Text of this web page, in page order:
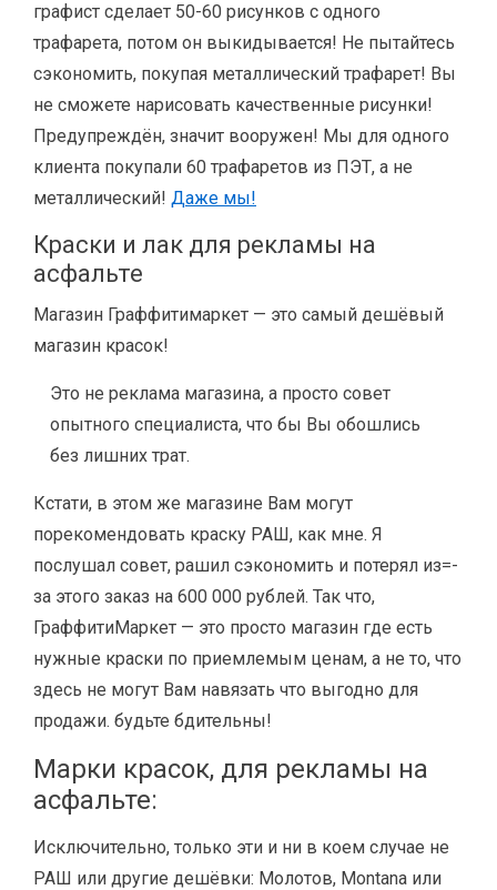
графист сделает 50-60 рисунков с одного
трафарета, потом он выкидывается! Не пытайтесь
сэкономить, покупая металлический трафарет! Вы
не сможете нарисовать качественные рисунки!
Предупреждён, значит вооружен! Мы для одного
клиента покупали 60 трафаретов из ПЭТ, а не
металлический! Даже мы!
Краски и лак для рекламы на
асфальте
Магазин Граффитимаркет — это самый дешёвый
магазин красок!
Это не реклама магазина, а просто совет
опытного специалиста, что бы Вы обошлись
без лишних трат.
Кстати, в этом же магазине Вам могут
порекомендовать краску РАШ, как мне. Я
послушал совет, рашил сэкономить и потерял из=-
за этого заказ на 600 000 рублей. Так что,
ГраффитиМаркет — это просто магазин где есть
нужные краски по приемлемым ценам, а не то, что
здесь не могут Вам навязать что выгодно для
продажи. будьте бдительны!
Марки красок, для рекламы на
асфальте:
Исключительно, только эти и ни в коем случае не
РАШ или другие дешёвки: Молотов, Montana или